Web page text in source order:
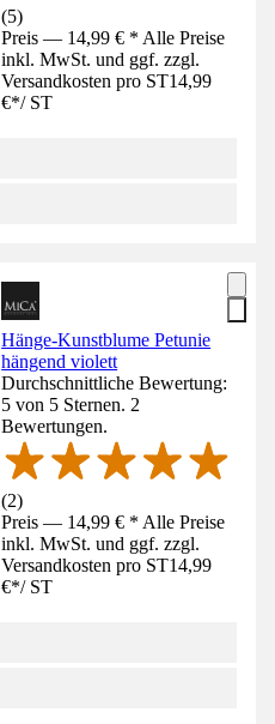
(5)
Preis — 14,99 € * Alle Preise
inkl. MwSt. und ggf. zzgl.
Versandkosten pro ST14,99
€*/ ST
Hänge-Kunstblume Petunie
hängend violett
Durchschnittliche Bewertung:
5 von 5 Sternen. 2
Bewertungen.
(2)
Preis — 14,99 € * Alle Preise
inkl. MwSt. und ggf. zzgl.
Versandkosten pro ST14,99
€*/ ST